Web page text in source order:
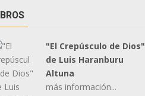
"El Crepúsculo de Dios"
de Luis Haranburu
Altuna
más información...